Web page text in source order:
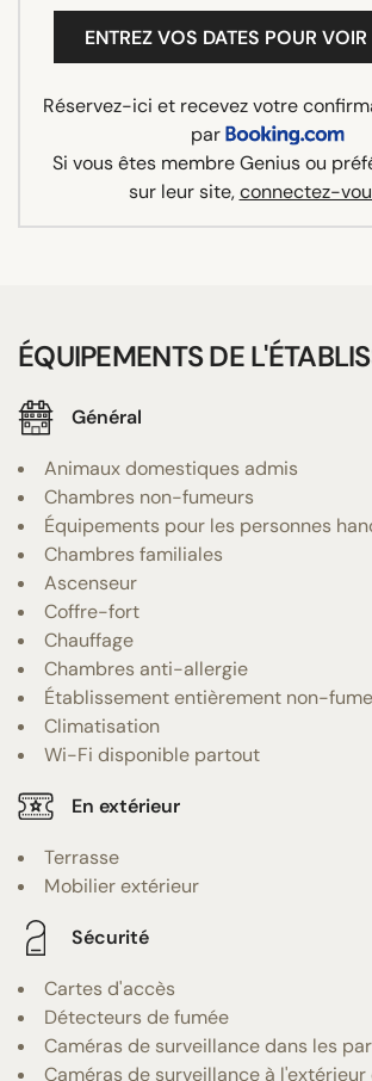
ENTREZ VOS DATES POUR VOIR
Réservez-ici et recevez votre
par
Si vous êtes membre Genius ou
sur leur site,connectez-
ÉQUIPEMENTS DE
Général
Animaux domestiques admis
Chambres non-fumeurs
Équipements pour les personnes
Chambres familiales
Ascenseur
Coffre-fort
Chauffage
Chambres anti-allergie
Établissement entièrement non-
Climatisation
Wi-Fi disponible partout
En extérieur
Terrasse
Mobilier extérieur
Sécurité
Cartes d'accès
Détecteurs de fumée
Caméras de surveillance dans les
Caméras de surveillance à l'extérieur